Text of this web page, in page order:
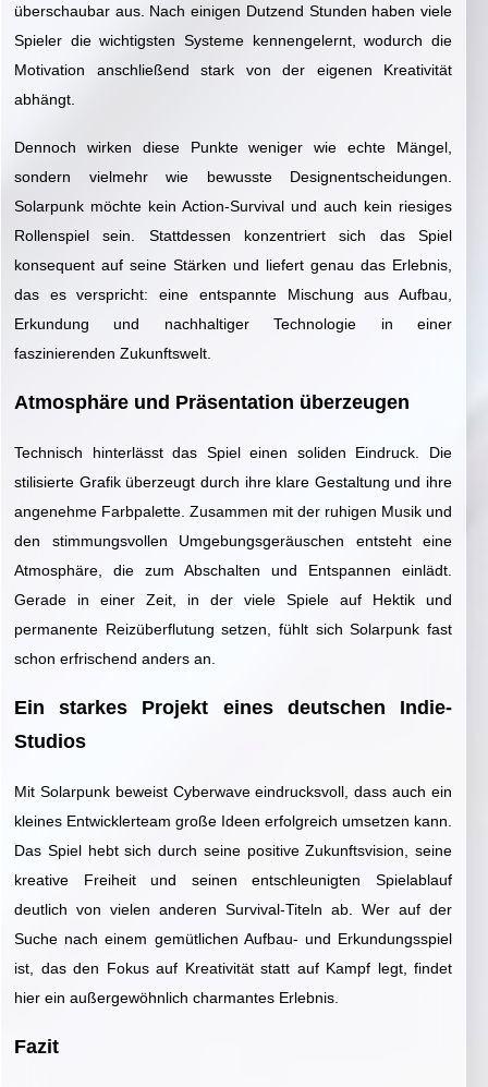
überschaubar aus. Nach einigen Dutzend Stunden haben viele
Spieler die wichtigsten Systeme kennengelernt, wodurch die
Motivation anschließend stark von der eigenen Kreativität
abhängt.
Dennoch wirken diese Punkte weniger wie echte Mängel,
sondern vielmehr wie bewusste Designentscheidungen.
Solarpunk möchte kein Action-Survival und auch kein riesiges
Rollenspiel sein. Stattdessen konzentriert sich das Spiel
konsequent auf seine Stärken und liefert genau das Erlebnis,
das es verspricht: eine entspannte Mischung aus Aufbau,
Erkundung und nachhaltiger Technologie in einer
faszinierenden Zukunftswelt.
Atmosphäre und Präsentation überzeugen
Technisch hinterlässt das Spiel einen soliden Eindruck. Die
stilisierte Grafik überzeugt durch ihre klare Gestaltung und ihre
angenehme Farbpalette. Zusammen mit der ruhigen Musik und
den stimmungsvollen Umgebungsgeräuschen entsteht eine
Atmosphäre, die zum Abschalten und Entspannen einlädt.
Gerade in einer Zeit, in der viele Spiele auf Hektik und
permanente Reizüberflutung setzen, fühlt sich Solarpunk fast
schon erfrischend anders an.
Ein starkes Projekt eines deutschen Indie-
Studios
Mit Solarpunk beweist Cyberwave eindrucksvoll, dass auch ein
kleines Entwicklerteam große Ideen erfolgreich umsetzen kann.
Das Spiel hebt sich durch seine positive Zukunftsvision, seine
kreative Freiheit und seinen entschleunigten Spielablauf
deutlich von vielen anderen Survival-Titeln ab. Wer auf der
Suche nach einem gemütlichen Aufbau- und Erkundungsspiel
ist, das den Fokus auf Kreativität statt auf Kampf legt, findet
hier ein außergewöhnlich charmantes Erlebnis.
Fazit